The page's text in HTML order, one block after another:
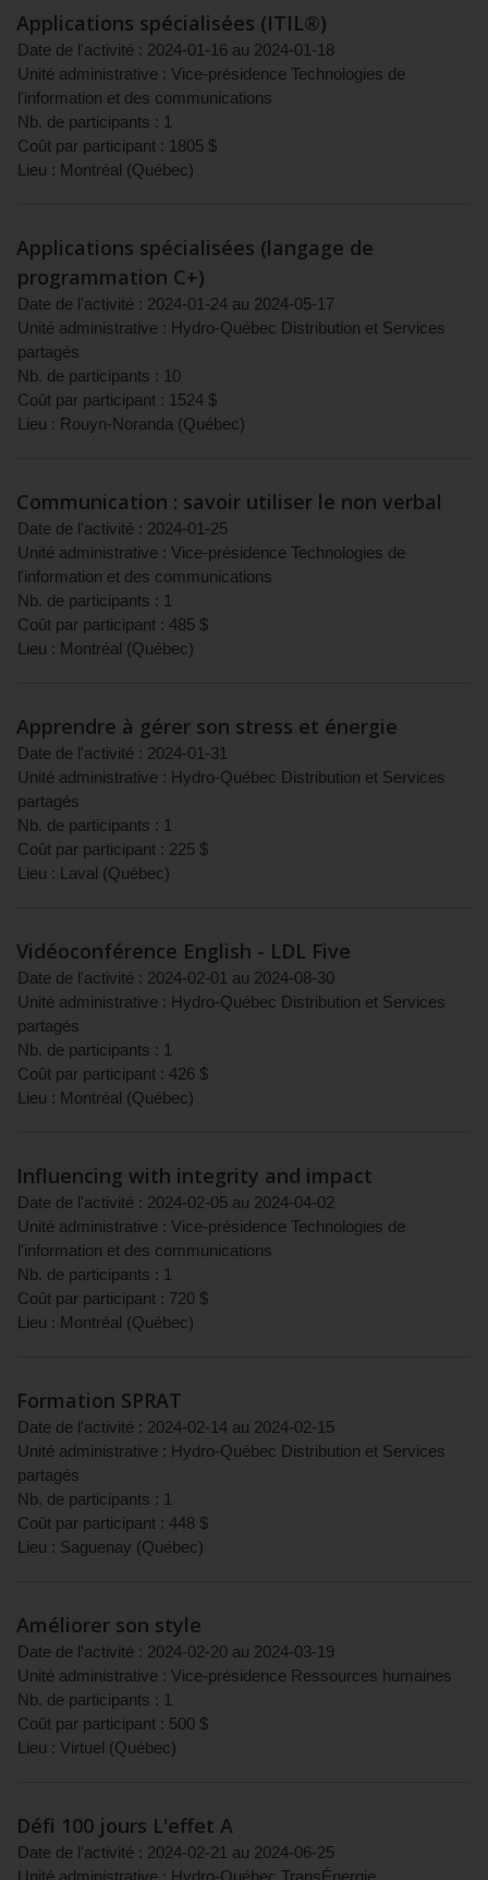
Applications spécialisées (ITIL®)
Date de l'activité : 2024-01-16 au 2024-01-18
Unité administrative : Vice-présidence Technologies de
l'information et des communications
Nb. de participants : 1
Coût par participant : 1805 $
Lieu : Montréal (Québec)
Applications spécialisées (langage de
programmation C+)
Date de l'activité : 2024-01-24 au 2024-05-17
Unité administrative : Hydro-Québec Distribution et Services
partagés
Nb. de participants : 10
Coût par participant : 1524 $
Lieu : Rouyn-Noranda (Québec)
Communication : savoir utiliser le non verbal
Date de l'activité : 2024-01-25
Unité administrative : Vice-présidence Technologies de
l'information et des communications
Nb. de participants : 1
Coût par participant : 485 $
Lieu : Montréal (Québec)
Apprendre à gérer son stress et énergie
Date de l'activité : 2024-01-31
Unité administrative : Hydro-Québec Distribution et Services
partagés
Nb. de participants : 1
Coût par participant : 225 $
Lieu : Laval (Québec)
Vidéoconférence English - LDL Five
Date de l'activité : 2024-02-01 au 2024-08-30
Unité administrative : Hydro-Québec Distribution et Services
partagés
Nb. de participants : 1
Coût par participant : 426 $
Lieu : Montréal (Québec)
Influencing with integrity and impact
Date de l'activité : 2024-02-05 au 2024-04-02
Unité administrative : Vice-présidence Technologies de
l'information et des communications
Nb. de participants : 1
Coût par participant : 720 $
Lieu : Montréal (Québec)
Formation SPRAT
Date de l'activité : 2024-02-14 au 2024-02-15
Unité administrative : Hydro-Québec Distribution et Services
partagés
Nb. de participants : 1
Coût par participant : 448 $
Lieu : Saguenay (Québec)
Améliorer son style
Date de l'activité : 2024-02-20 au 2024-03-19
Unité administrative : Vice-présidence Ressources humaines
Nb. de participants : 1
Coût par participant : 500 $
Lieu : Virtuel (Québec)
Défi 100 jours L'effet A
Date de l'activité : 2024-02-21 au 2024-06-25